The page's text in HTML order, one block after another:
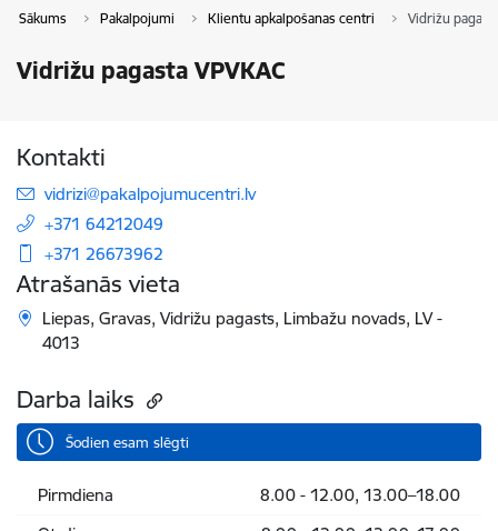
Sākums Pakalpojumi Klientu apkalpošanas centri Vidrižu
Vidrižu pagasta VPVKAC
Kontakti
E-pasts:
vidrizi@pakalpojumucentri.lv
+371 64212049
+371 26673962
Atrašanās vieta
Liepas, Gravas, Vidrižu pagasts, Limbažu novads, LV -
4013
Darba laiks
Šodien esam slēgti
Pirmdiena
8.00 - 12.00, 13.00–18.00